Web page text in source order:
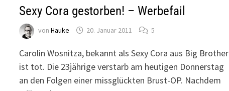
Sexy Cora gestorben! – Werbefail
vonHauke 20. Januar 2011 5
Carolin Wosnitza, bekannt als Sexy Cora aus Big Brother
ist tot. Die 23jährige verstarb am heutigen Donnerstag
an den Folgen einer missglückten Brust-OP. Nachdem